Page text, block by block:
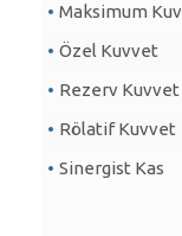
Maksimum
Özel Kuvvet
Rezerv Kuvvet
Rölatif Kuvvet
Sinergist Kas